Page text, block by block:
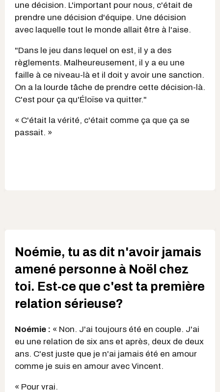
une décision. L'important pour nous, c'était de
prendre une décision d'équipe. Une décision
avec laquelle tout le monde allait être à l'aise.
"Dans le jeu dans lequel on est, il y a des
règlements. Malheureusement, il y a eu une
faille à ce niveau-là et il doit y avoir une sanction.
On a la lourde tâche de prendre cette décision-là.
C'est pour ça qu'Éloïse va quitter."
« C'était la vérité, c'était comme ça que ça se
passait. »
Noémie, tu as dit n'avoir jamais
amené personne à Noël chez
toi. Est-ce que c'est ta première
relation sérieuse?
Noémie : « Non. J'ai toujours été en couple. J'ai
eu une relation de six ans et après, deux de deux
ans. C'est juste que je n'ai jamais été en amour
comme je suis en amour avec Vincent.
« Pour vrai.